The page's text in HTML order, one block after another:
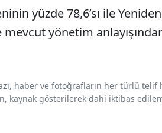
yüzde 78,6’sı ile
yönetim
haber ve fotoğrafların her türlü telif
kaynak gösterilerek dahi iktibas